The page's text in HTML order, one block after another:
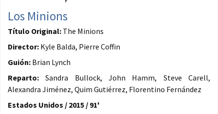
Los Minions
Título Original: The Minions
Director: Kyle Balda, Pierre Coffin
Guión: Brian Lynch
Reparto: Sandra Bullock, John Hamm, Steve Carell,
Alexandra Jiménez, Quim Gutiérrez, Florentino Fernández
Estados Unidos / 2015 / 91'